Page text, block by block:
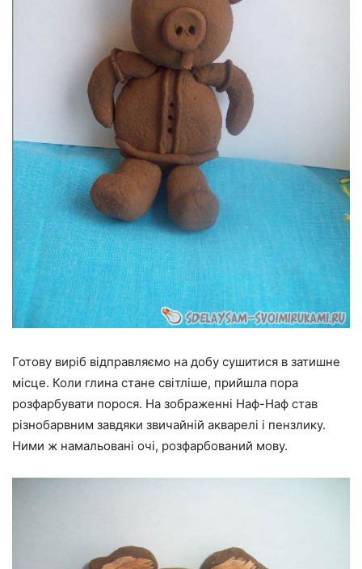
Готову виріб відправляємо на добу сушитися в затишне
місце. Коли глина стане світліше, прийшла пора
розфарбувати порося. На зображенні Наф-Наф став
різнобарвним завдяки звичайній акварелі і пензлику.
Ними ж намальовані очі, розфарбований мову.